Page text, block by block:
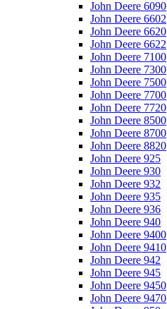
John Deere 6090
John Deere 6602
John Deere 6620
John Deere 6622
John Deere 7100
John Deere 7300
John Deere 7500
John Deere 7700
John Deere 7720
John Deere 8500
John Deere 8700
John Deere 8820
John Deere 925
John Deere 930
John Deere 932
John Deere 935
John Deere 936
John Deere 940
John Deere 9400
John Deere 9410
John Deere 942
John Deere 945
John Deere 9450
John Deere 9470